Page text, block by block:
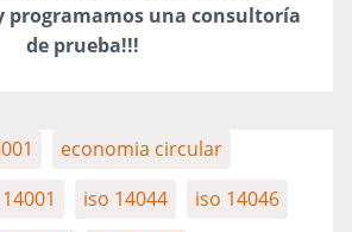
programamos una consultoría
de prueba!!!
economia circular
iso 14044
iso 14046